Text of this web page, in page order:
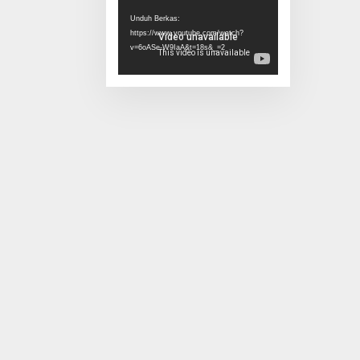
Unduh Berkas:
https://www.youtube.com/watch?
v=6oASe-W9IaA&t=18s&_=2